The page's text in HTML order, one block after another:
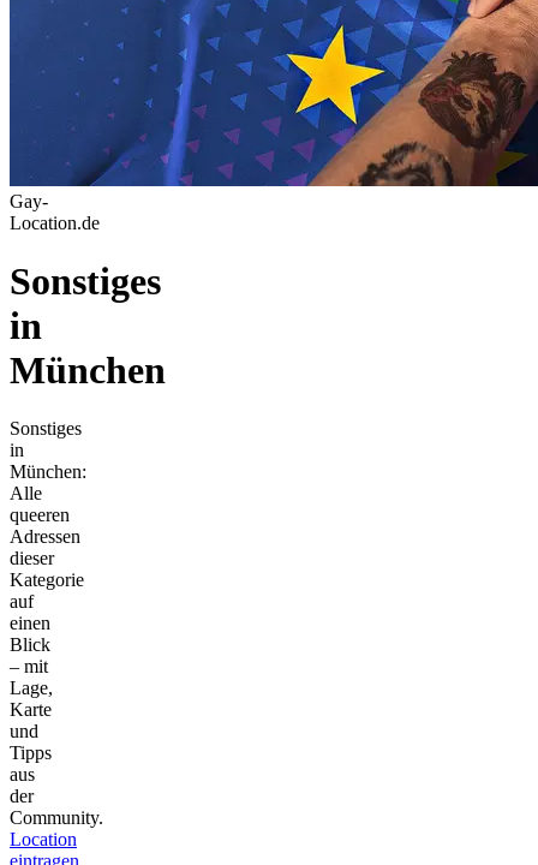
Gay-
Location.de
Sonstiges
in
München
Sonstiges
in
München:
Alle
queeren
Adressen
dieser
Kategorie
auf
einen
Blick
– mit
Lage,
Karte
und
Tipps
aus
der
Community.
Location